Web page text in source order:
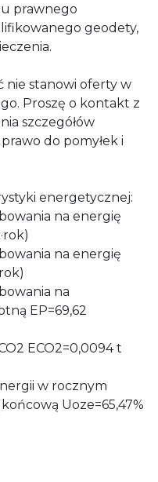
prawnego
geodety,
nie stanowi oferty w
Proszę o kontakt z
szczegółów
do pomyłek i
energetycznej:
na energię
na energię
na
EP=69,62
ECO2=0,0094 t
w rocznym
Uoze=65,47%